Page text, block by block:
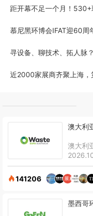
距开幕不足一个月！
慕尼黑环博会IFAT迎60周
寻设备、聊技术、拓人脉
近2000家展商齐聚上海，
澳大利
澳大利
141206
墨西哥